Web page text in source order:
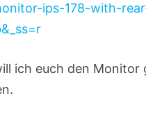
ips-178-with-
ich euch den